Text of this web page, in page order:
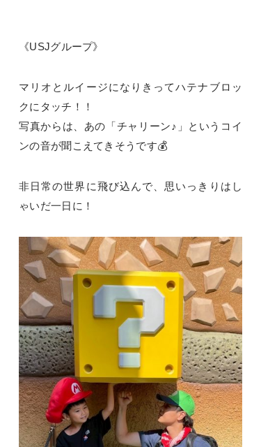
《USJグループ》
マリオとルイージになりきってハテナブロッ
クにタッチ！！
写真からは、あの「チャリーン♪」というコイ
ンの音が聞こえてきそうです💰
非日常の世界に飛び込んで、思いっきりはし
ゃいだ一日に！